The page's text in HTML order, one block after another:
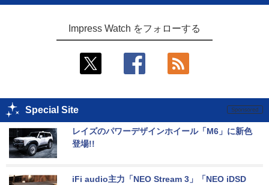
Impress Watch をフォローする
Special Site
レイズのパワーデザインホイール「M6」に新色
登場!!
iFi audio主力「NEO Stream 3」「NEO iDSD